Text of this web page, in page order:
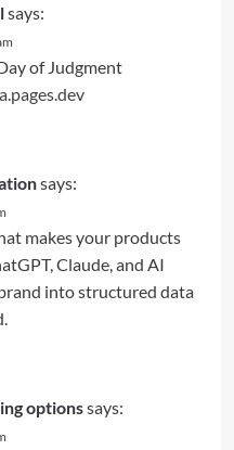
says:
of Judgment
says:
makes your products
Claude, and AI
into structured data
optionssays: